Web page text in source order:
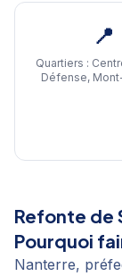
📍
Quartiers :
Défense,
Refonte de
Pourquoi
Nanterre,